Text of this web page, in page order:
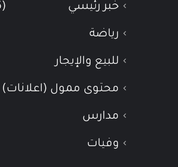
خبر رئيسي (4٬496)
رياضة
للبيع والإيجار
محتوى ممول (اعلانات)
مدارس
وفيات